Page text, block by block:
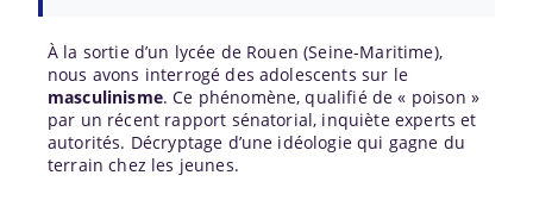
À la sortie d’un lycée de Rouen (Seine-Maritime),
nous avons interrogé des adolescents sur le
masculinisme. Ce phénomène, qualifié de « poison »
par un récent rapport sénatorial, inquiète experts et
autorités. Décryptage d’une idéologie qui gagne du
terrain chez les jeunes.